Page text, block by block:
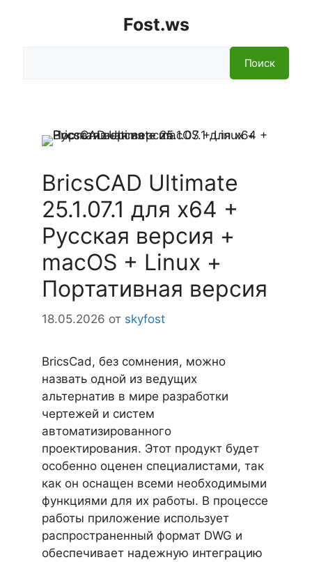
Fost.ws
Поиск
BricsCAD Ultimate
25.1.07.1 для x64 +
Русская версия +
macOS + Linux +
Портативная версия
18.05.2026 от skyfost
BricsCad, без сомнения, можно
назвать одной из ведущих
альтернатив в мире разработки
чертежей и систем
автоматизированного
проектирования. Этот продукт будет
особенно оценен специалистами, так
как он оснащен всеми необходимыми
функциями для их работы. В процессе
работы приложение использует
распространенный формат DWG и
обеспечивает надежную интеграцию